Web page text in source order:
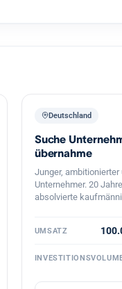
Deutschland
Suche
übernahme
Junger, ambitionierter
Unternehmer. 20
absolvierte
UMSATZ